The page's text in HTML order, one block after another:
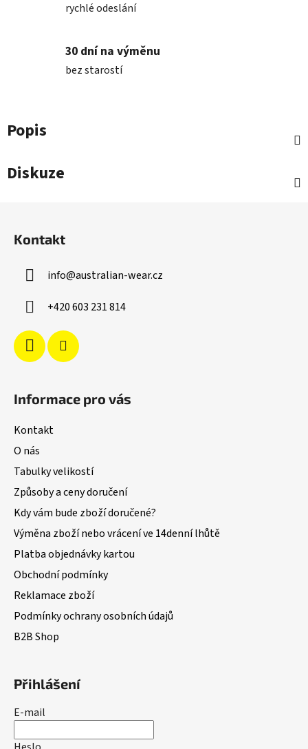
rychlé odeslání
30 dní na výměnu
bez starostí
Popis
Diskuze
Kontakt
info@australian-wear.cz
+420 603 231 814
Informace pro vás
Kontakt
O nás
Tabulky velikostí
Způsoby a ceny doručení
Kdy vám bude zboží doručené?
Výměna zboží nebo vrácení ve 14denní lhůtě
Platba objednávky kartou
Obchodní podmínky
Reklamace zboží
Podmínky ochrany osobních údajů
B2B Shop
Přihlášení
E-mail